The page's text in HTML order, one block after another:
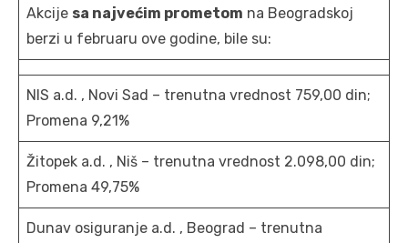
Akcije sa najvećim prometom na Beogradskoj
berzi u februaru ove godine, bile su:
NIS a.d. , Novi Sad – trenutna vrednost 759,00 din;
Promena 9,21%
Žitopek a.d. , Niš – trenutna vrednost 2.098,00 din;
Promena 49,75%
Dunav osiguranje a.d. , Beograd – trenutna